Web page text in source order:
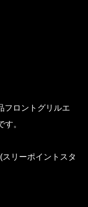
ロントグリルエ
。
リーポイントスタ